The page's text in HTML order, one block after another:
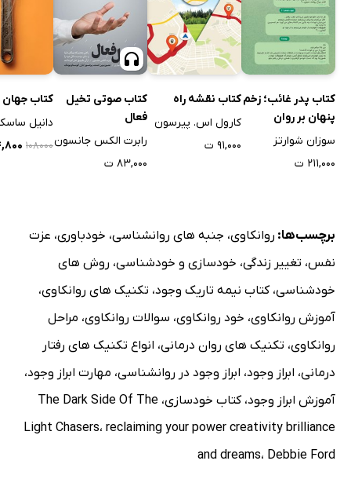
کتاب پدر غائب؛ زخم
پنهان بر روان
دختران
سوزان شوارتز
۲۱۱,۰۰۰ ت
کتاب نقشه راه
کارول اس. پیرسون
۹۱,۰۰۰ ت
کتاب صوتی تخیل
فعال
رابرت الکس جانسون
۸۳,۰۰۰ ت
کتاب جهان
دانیل
۱۰۸۰۰۰
برچسب‌ها: روانکاوی، جنبه های روانشناسی، خودباوری، عزت
نفس، تغییر زندگی، خودسازی و خودشناسی، روش های
خودشناسی،کتاب نیمه تاریک وجود، تکنیک های روانکاوی،
آموزش روانکاوی، خود روانکاوی، سوالات روانکاوی، مراحل
روانکاوی، تکنیک های روان درمانی، انواع تکنیک های رفتار
درمانی، ابراز وجود، ابراز وجود در روانشناسی، مهارت ابراز وجود،
آموزش ابراز وجود،کتاب خودسازی، The Dark Side Of The
Light Chasers، reclaiming your power creativity brilliance
and dreams، Debbie Ford